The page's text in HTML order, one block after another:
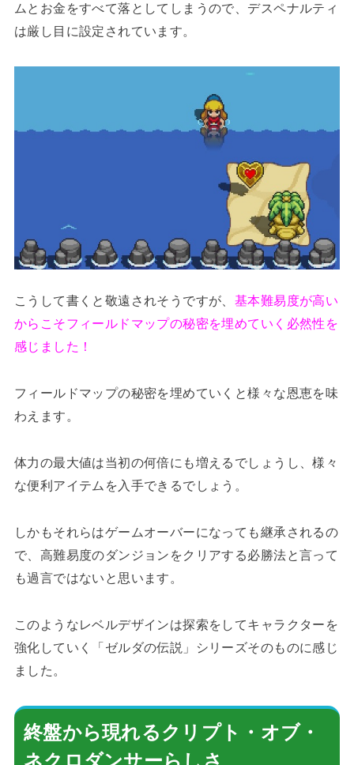
ムとお金をすべて落としてしまうので、デスペナルティ
は厳し目に設定されています。
こうして書くと敬遠されそうですが、 基本難易度が高い
からこそフィールドマップの秘密を埋めていく必然性を
感じました！
フィールドマップの秘密を埋めていくと様々な恩恵を味
わえます。
体力の最大値は当初の何倍にも増えるでしょうし、様々
な便利アイテムを入手できるでしょう。
しかもそれらはゲームオーバーになっても継承されるの
で、高難易度のダンジョンをクリアする必勝法と言って
も過言ではないと思います。
このようなレベルデザインは探索をしてキャラクターを
強化していく「ゼルダの伝説」シリーズそのものに感じ
ました。
終盤から現れるクリプト・オブ・